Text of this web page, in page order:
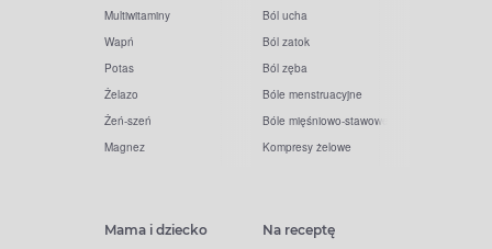
Multiwitaminy
Wapń
Potas
Żelazo
Żeń-szeń
Magnez
Ból ucha
Ból zatok
Ból zęba
Bóle menstruacyjne
Bóle mięśniowo-stawowe
Kompresy żelowe
Mama i dziecko Na receptę